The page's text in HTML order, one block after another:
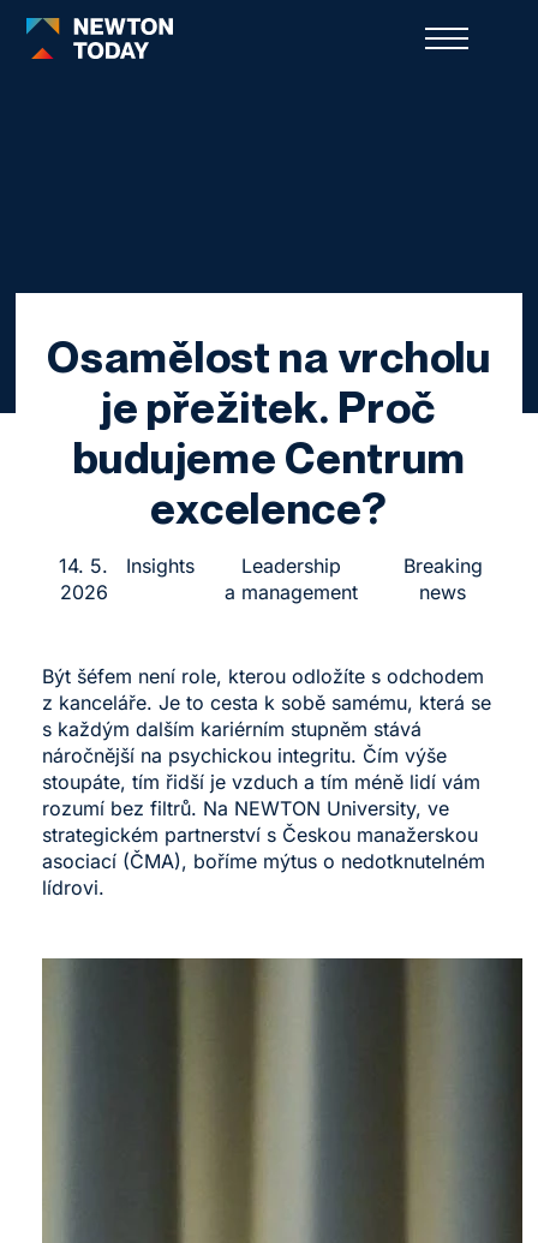
Osamělost na vrcholu
je přežitek. Proč
budujeme Centrum
excelence?
14. 5.
2026
Insights
Leadership
a management
Breaking
news
Být šéfem není role, kterou odložíte s odchodem
z kanceláře. Je to cesta k sobě samému, která se
s každým dalším kariérním stupněm stává
náročnější na psychickou integritu. Čím výše
stoupáte, tím řidší je vzduch a tím méně lidí vám
rozumí bez filtrů. Na NEWTON University, ve
strategickém partnerství s Českou manažerskou
asociací (ČMA), boříme mýtus o nedotknutelném
lídrovi.